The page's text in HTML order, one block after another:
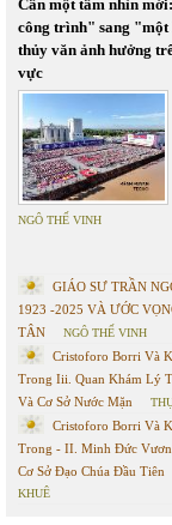
Cần một tầm nhìn
công trình" sang "một
thủy văn ảnh hưởng
vực
NGÔ THẾ VINH
GIÁO SƯ TRẦN
1923 -2025 VÀ ƯỚC
TÂN
NGÔ THẾ VINH
Cristoforo Borri Và
Trong Iii. Quan Khám Lý
Và Cơ Sở Nước Mặn
Cristoforo Borri Và
Trong - II. Minh Đức
Cơ Sở Đạo Chúa Đầu Tiên
KHUÊ